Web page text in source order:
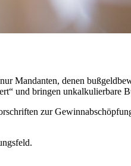
Mandanten, denen
und bringen unkalkulierbare
zur